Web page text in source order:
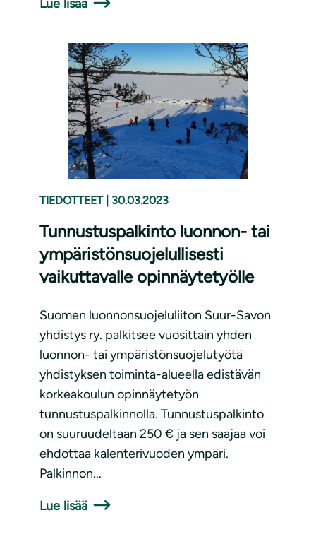
Lue lisää
TIEDOTTEET 30.03.2023
Tunnustuspalkinto luonnon- tai
ympäristönsuojelullisesti
vaikuttavalle opinnäytetyölle
Suomen luonnonsuojeluliiton Suur-Savon
yhdistys ry. palkitsee vuosittain yhden
luonnon- tai ympäristönsuojelutyötä
yhdistyksen toiminta-alueella edistävän
korkeakoulun opinnäytetyön
tunnustuspalkinnolla. Tunnustuspalkinto
on suuruudeltaan 250 € ja sen saajaa voi
ehdottaa kalenterivuoden ympäri.
Palkinnon...
Lue lisää